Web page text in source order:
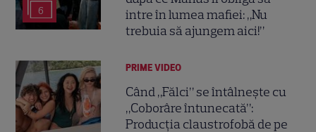
6
intre în lumea mafiei: „Nu
trebuia să ajungem aici!”
PRIME VIDEO
Când „Fălci” se întâlnește cu
„Coborâre întunecată”:
Producția claustrofobă de pe